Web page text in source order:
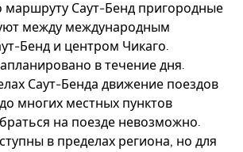
маршруту Саут-Бенд пригородные
между международным
Бенд и центром Чикаго.
в течение дня.
Саут-Бенда движение поездов
многих местных пунктов
на поезде невозможно.
в пределах региона, но для